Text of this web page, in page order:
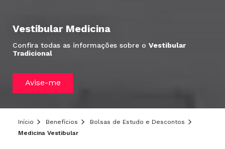
Vestibular Medicina
Confira todas as informações sobre o Vestibular
Tradicional
Avise-me
Início Benefícios
Bolsas de Estudo e Descontos
Medicina Vestibular